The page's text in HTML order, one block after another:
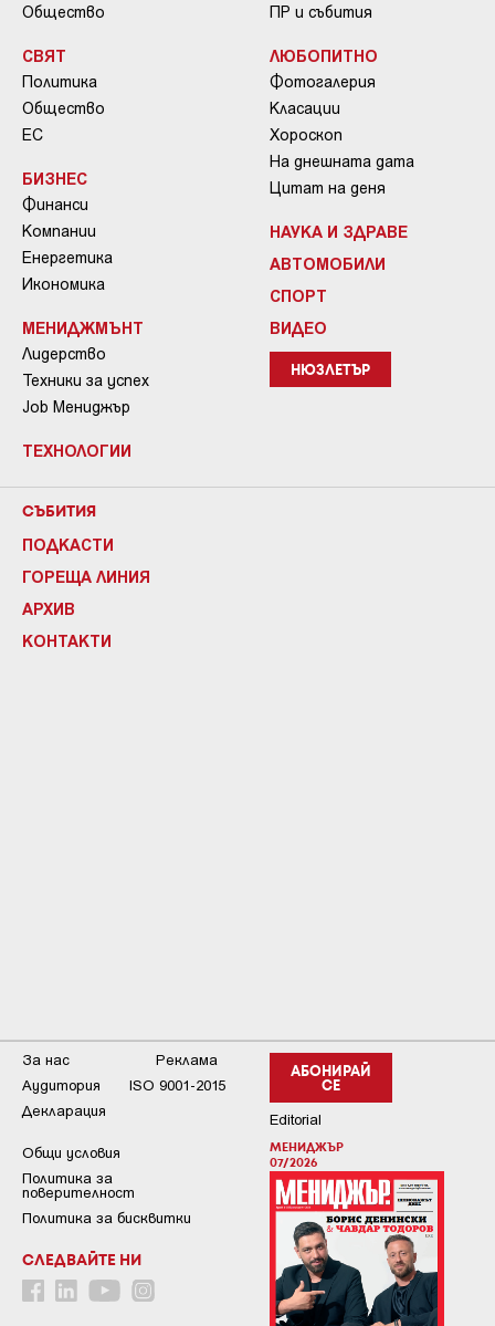
Общество
СВЯТ
Политика
Общество
ЕС
БИЗНЕС
Финанси
Компании
Енергетика
Икономика
МЕНИДЖМЪНТ
Лидерство
Техники за успех
Job Мениджър
ТЕХНОЛОГИИ
ПР и събития
ЛЮБОПИТНО
Фотогалерия
Класации
Хороскоп
На днешната дата
Цитат на деня
НАУКА И ЗДРАВЕ
АВТОМОБИЛИ
СПОРТ
ВИДЕО
НЮЗЛЕТЪР
СЪБИТИЯ
ПОДКАСТИ
ГОРЕЩА ЛИНИЯ
АРХИВ
КОНТАКТИ
АБОНИРАЙ
СЕ
Editorial
МЕНИДЖЪР
07/2026
За нас
Реклама
Аудитория
ISO 9001-2015
Декларация
Общи условия
Пoлитикa зa
пoвepитeлнocт
Политика за бисквитки
СЛЕДВАЙТЕ НИ